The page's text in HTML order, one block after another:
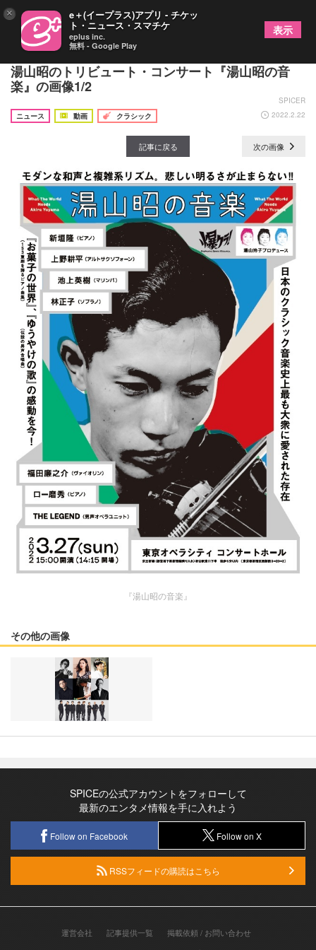
坂本龍一、岩井俊二らのコメントが到着 作曲家・
湯山昭のトリビュート・コンサート『湯山昭の音
楽』の画像1/2
SPICER
ニュース
動画 クラシック 2022.2.22
記事に戻る 次の画像
『湯山昭の音楽』
その他の画像
SPICEの公式アカウントをフォローして
最新のエンタメ情報を手に入れよう
Follow on Facebook Follow on X
RSSフィードの購読はこちら
運営会社 記事提供一覧
掲載依頼 / お問い合わせ
× e＋(イープラス)アプリ - チケッ
ト・ニュース・スマチケ
eplus inc.
無料 - Google Play
表示